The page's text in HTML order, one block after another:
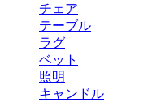
チェア
テーブル
ラグ
ベット
照明
キャンドル